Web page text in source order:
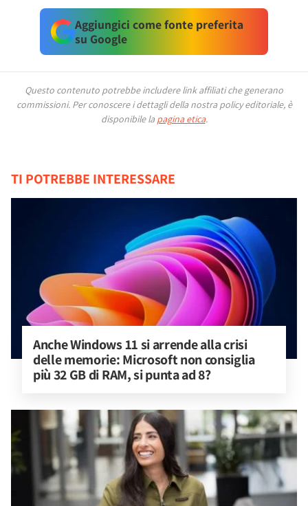
Aggiungici come fonte preferita
su Google
Questo contenuto potrebbe includere link affiliati che generano
commissioni. Per conoscere i dettagli della nostra policy editoriale, è
disponibile la pagina etica.
TI POTREBBE INTERESSARE
Anche Windows 11 si arrende alla crisi
delle memorie: Microsoft non consiglia
più 32 GB di RAM, si punta ad 8?